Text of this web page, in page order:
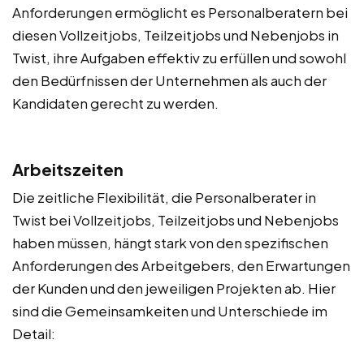
Anforderungen ermöglicht es Personalberatern bei
diesen Vollzeitjobs, Teilzeitjobs und Nebenjobs in
Twist, ihre Aufgaben effektiv zu erfüllen und sowohl
den Bedürfnissen der Unternehmen als auch der
Kandidaten gerecht zu werden.
Arbeitszeiten
Die zeitliche Flexibilität, die Personalberater in
Twist bei Vollzeitjobs, Teilzeitjobs und Nebenjobs
haben müssen, hängt stark von den spezifischen
Anforderungen des Arbeitgebers, den Erwartungen
der Kunden und den jeweiligen Projekten ab. Hier
sind die Gemeinsamkeiten und Unterschiede im
Detail: